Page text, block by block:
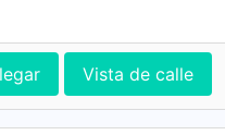
Vista de calle